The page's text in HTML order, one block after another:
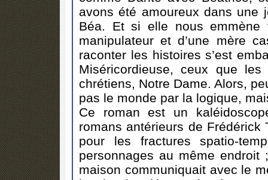
avons été amoureux dans une
Béa. Et si elle nous emmène
manipulateur et d’une mère
raconter les histoires s’est
Miséricordieuse, ceux que
chrétiens, Notre Dame. Alors,
pas le monde par la logique,
Ce roman est un
romans antérieurs de
pour les fractures spatio-
personnages au même
maison communiquait avec le